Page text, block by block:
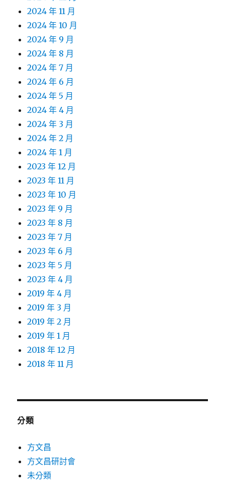
2024 年 11 月
2024 年 10 月
2024 年 9 月
2024 年 8 月
2024 年 7 月
2024 年 6 月
2024 年 5 月
2024 年 4 月
2024 年 3 月
2024 年 2 月
2024 年 1 月
2023 年 12 月
2023 年 11 月
2023 年 10 月
2023 年 9 月
2023 年 8 月
2023 年 7 月
2023 年 6 月
2023 年 5 月
2023 年 4 月
2019 年 4 月
2019 年 3 月
2019 年 2 月
2019 年 1 月
2018 年 12 月
2018 年 11 月
分類
方文昌
方文昌研討會
未分類